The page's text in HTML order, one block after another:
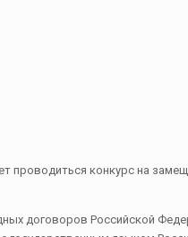
проводиться конкурс на
договоров Российской